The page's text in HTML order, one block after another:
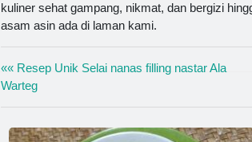
kuliner sehat gampang, nikmat, dan bergizi
asam asin ada di laman kami.
«« Resep Unik Selai nanas filling nastar Ala
Warteg